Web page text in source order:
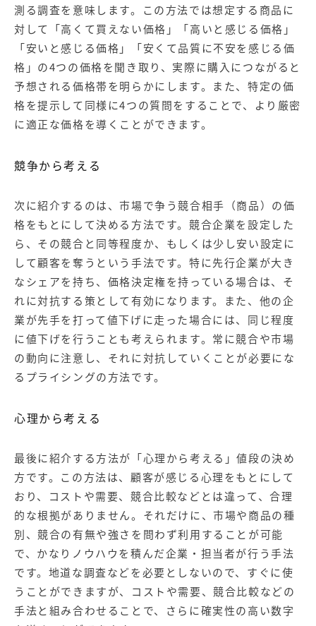
測る調査を意味します。この方法では想定する商品に
対して「高くて買えない価格」「高いと感じる価格」
「安いと感じる価格」「安くて品質に不安を感じる価
格」の4つの価格を聞き取り、実際に購入につながると
予想される価格帯を明らかにします。また、特定の価
格を提示して同様に4つの質問をすることで、より厳密
に適正な価格を導くことができます。
競争から考える
次に紹介するのは、市場で争う競合相手（商品）の価
格をもとにして決める方法です。競合企業を設定した
ら、その競合と同等程度か、もしくは少し安い設定に
して顧客を奪うという手法です。特に先行企業が大き
なシェアを持ち、価格決定権を持っている場合は、そ
れに対抗する策として有効になります。また、他の企
業が先手を打って値下げに走った場合には、同じ程度
に値下げを行うことも考えられます。常に競合や市場
の動向に注意し、それに対抗していくことが必要にな
るプライシングの方法です。
心理から考える
最後に紹介する方法が「心理から考える」値段の決め
方です。この方法は、顧客が感じる心理をもとにして
おり、コストや需要、競合比較などとは違って、合理
的な根拠がありません。それだけに、市場や商品の種
別、競合の有無や強さを問わず利用することが可能
で、かなりノウハウを積んだ企業・担当者が行う手法
です。地道な調査などを必要としないので、すぐに使
うことができますが、コストや需要、競合比較などの
手法と組み合わせることで、さらに確実性の高い数字